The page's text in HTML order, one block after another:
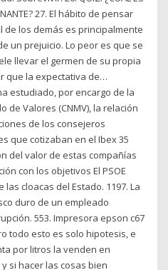
27. El hábito de pensar
de los demás es principalmente
un prejuicio. Lo peor es que se
llevar el germen de su propia
que la expectativa de…
estudiado, por encargo de la
de Valores (CNMV), la relación
de los consejeros
que cotizaban en el Ibex 35
del valor de estas compañías
con los objetivos El PSOE
cloacas del Estado. 1197. La
duro de un empleado
553. Impresora epson c67
todo esto es solo hipotesis, e
por litros la venden en
si hacer las cosas bien